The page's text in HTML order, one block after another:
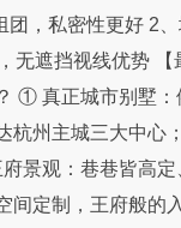
团，私密性更好 2
无遮挡视线优势
① 真正城市别墅：
杭州主城三大中心
景观：巷巷皆高定
间定制，王府般的